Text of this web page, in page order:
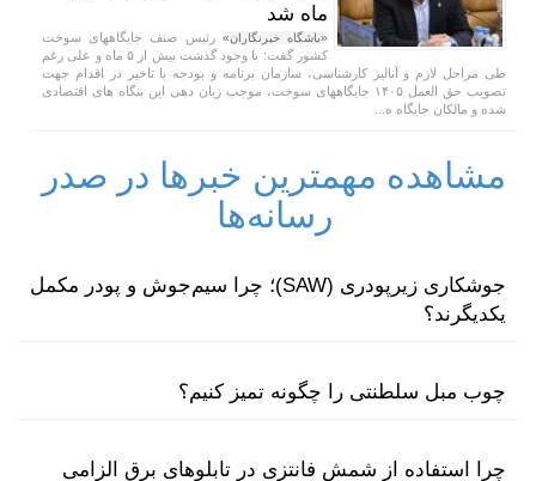
ماه شد
«باشگاه خبرنگاران» رئیس صنف جایگاههای سوخت
کشور گفت: با وجود گذشت بیش از ۵ ماه و علی رغم
طی مراحل لازم و آنالیز کارشناسی، سازمان برنامه و بودجه با تاخیر در اقدام جهت
تصویب حق العمل ۱۴۰۵ جایگاههای سوخت، موجب زیان دهی این بنگاه های اقتصادی
شده و مالکان جایگاه ه...
مشاهده مهمترین خبرها در صدر
رسانه‌ها
جوشکاری زیرپودری (SAW)؛ چرا سیم‌جوش و پودر مکمل
یکدیگرند؟
چوب مبل سلطنتی را چگونه تمیز کنیم؟
چرا استفاده از شمش فانتزی در تابلوهای برق الزامی